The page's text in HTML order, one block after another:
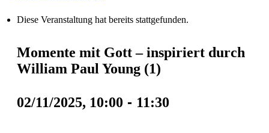
Diese Veranstaltung hat bereits stattgefunden.
Momente mit Gott – inspiriert durch
William Paul Young (1)
02/11/2025, 10:00 - 11:30